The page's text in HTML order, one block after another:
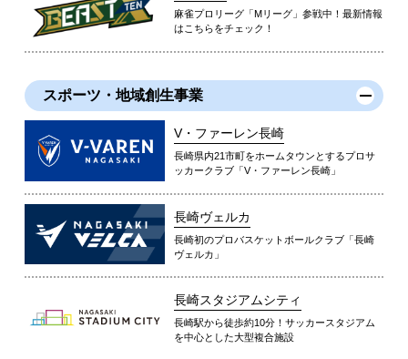
麻雀プロリーグ「Mリーグ」参戦中！最新情報
はこちらをチェック！
スポーツ・地域創生事業
V・ファーレン長崎
長崎県内21市町をホームタウンとするプロサ
ッカークラブ「V・ファーレン長崎」
長崎ヴェルカ
長崎初のプロバスケットボールクラブ「長崎
ヴェルカ」
長崎スタジアムシティ
長崎駅から徒歩約10分！サッカースタジアム
を中心とした大型複合施設